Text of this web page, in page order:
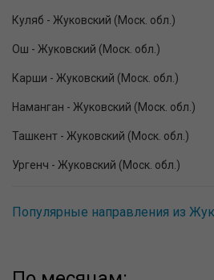
Куляб - Жуковский (Моск. обл.)
Ош - Жуковский (Моск. обл.)
Карши - Жуковский (Моск. обл.)
Наманган - Жуковский (Моск. обл.)
Ташкент - Жуковский (Моск. обл.)
Ургенч - Жуковский (Моск. обл.)
Популярные направления из